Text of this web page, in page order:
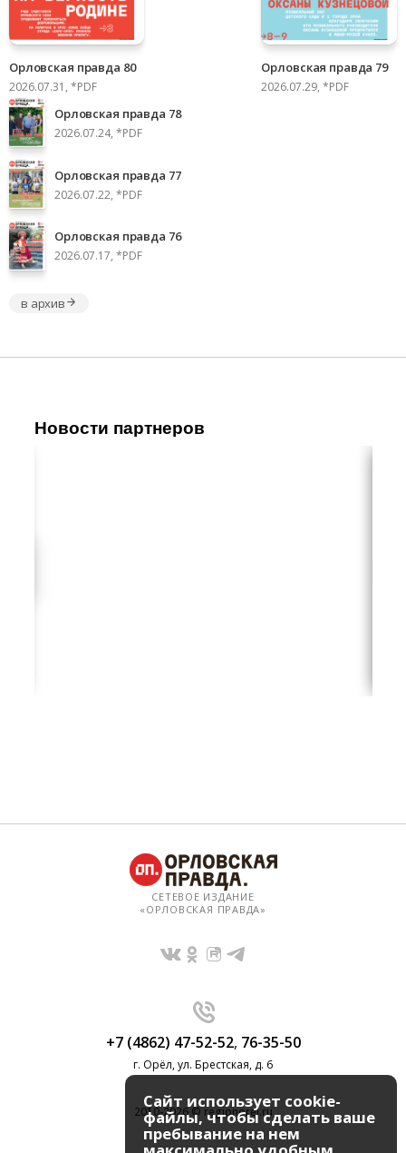
Орловская правда 80
2026.07.31, *PDF
Орловская правда 79
2026.07.29, *PDF
Орловская правда 78
2026.07.24, *PDF
Орловская правда 77
2026.07.22, *PDF
Орловская правда 76
2026.07.17, *PDF
в архив
Новости партнеров
СЕТЕВОЕ ИЗДАНИЕ
«ОРЛОВСКАЯ ПРАВДА»
+7 (4862) 47-52-52, 76-35-50
г. Орёл, ул. Брестская, д. 6
2010-2026 © regionorel.ru
Сайт использует cookie-
файлы, чтобы сделать ваше
пребывание на нем